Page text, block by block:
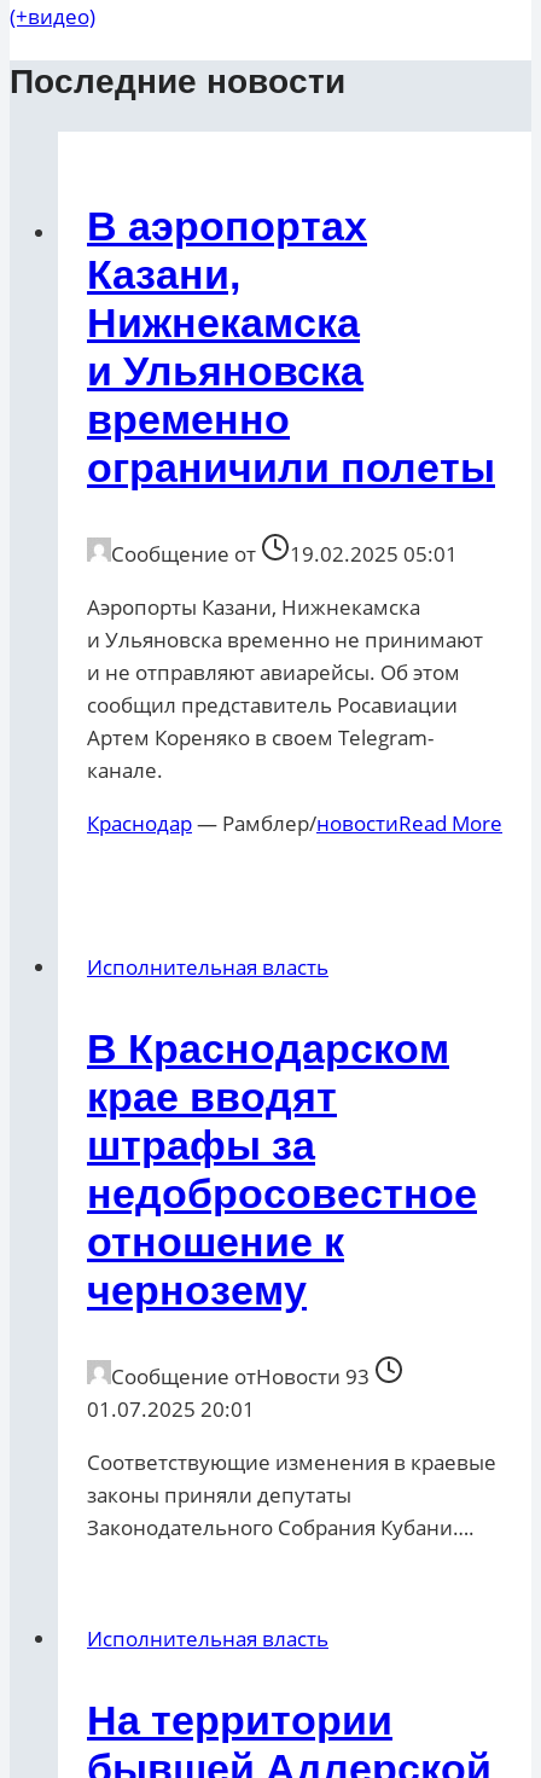
(+видео)
Последние новости
В аэропортах
Казани,
Нижнекамска
и Ульяновска
временно
ограничили полеты
Сообщение от
19.02.2025 05:01
Аэропорты Казани, Нижнекамска
и Ульяновска временно не принимают
и не отправляют авиарейсы. Об этом
сообщил представитель Росавиации
Артем Кореняко в своем Telegram-
канале.
Краснодар— Рамблер/новостиRead More
Исполнительная власть
В Краснодарском
крае вводят
штрафы за
недобросовестное
отношение к
чернозему
Сообщение отНовости 93
01.07.2025 20:01
Соответствующие изменения в краевые
законы приняли депутаты
Законодательного Собрания Кубани….
Исполнительная власть
На территории
бывшей Адлерской